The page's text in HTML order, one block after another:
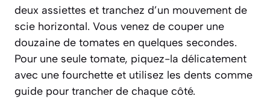
deux assiettes et tranchez d’un mouvement de
scie horizontal. Vous venez de couper une
douzaine de tomates en quelques secondes.
Pour une seule tomate, piquez-la délicatement
avec une fourchette et utilisez les dents comme
guide pour trancher de chaque côté.